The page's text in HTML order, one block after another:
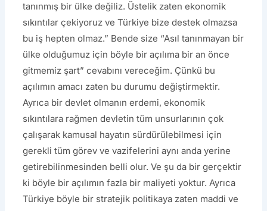
tanınmış bir ülke değiliz. Üstelik zaten ekonomik
sıkıntılar çekiyoruz ve Türkiye bize destek olmazsa
bu iş hepten olmaz.” Bende size “Asıl tanınmayan bir
ülke olduğumuz için böyle bir açılıma bir an önce
gitmemiz şart” cevabını vereceğim. Çünkü bu
açılımın amacı zaten bu durumu değiştirmektir.
Ayrıca bir devlet olmanın erdemi, ekonomik
sıkıntılara rağmen devletin tüm unsurlarının çok
çalışarak kamusal hayatın sürdürülebilmesi için
gerekli tüm görev ve vazifelerini aynı anda yerine
getirebilinmesinden belli olur. Ve şu da bir gerçektir
ki böyle bir açılımın fazla bir maliyeti yoktur. Ayrıca
Türkiye böyle bir stratejik politikaya zaten maddi ve